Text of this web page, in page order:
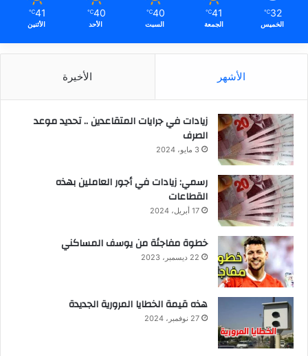
32
℃
الخميس
41
℃
الجمعة
40
℃
السبت
40
℃
الأحد
41
℃
الأثنين
الأشهر الأخيرة
زيادات في جرايات المتقاعدين .. تحديد موعد
الصرف
3 مايو، 2024
رسمي: زيادات في أجور العاملين بهذه
القطاعات
17 أبريل، 2024
خطوة مفاجئة من يوسف المساكني
22 ديسمبر، 2023
هذه قيمة الخطايا المرورية الجديدة
27 نوفمبر، 2024